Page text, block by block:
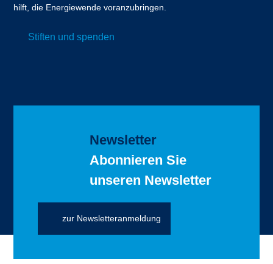
hilft, die Energiewende voranzubringen.
Stiften und spenden
Newsletter
Abonnieren Sie
unseren Newsletter
zur Newsletteranmeldung